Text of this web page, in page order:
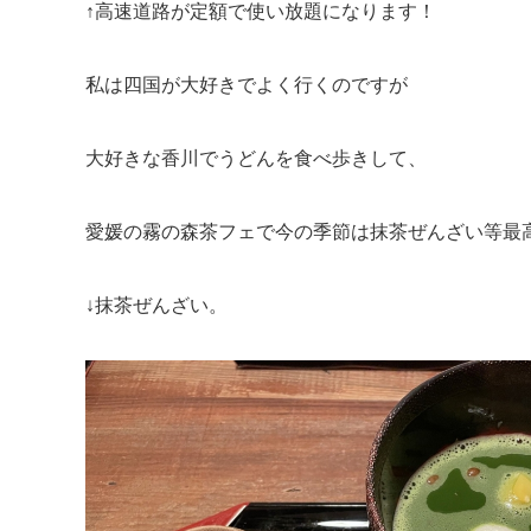
↑高速道路が定額で使い放題になります！
私は四国が大好きでよく行くのですが
大好きな香川でうどんを食べ歩きして、
愛媛の霧の森茶フェで今の季節は抹茶ぜんざい等最
↓抹茶ぜんざい。